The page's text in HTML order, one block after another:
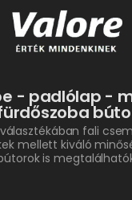
- padlólap -
fali
mellett kiváló
is